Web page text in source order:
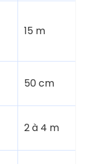
15 m
50 cm
2 à 4 m